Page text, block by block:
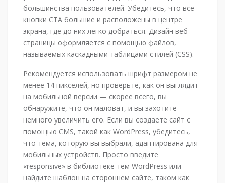
большинства пользователей. Убедитесь, что все
кнопки СТА большие и расположены в центре
экрана, где до них легко добраться. Дизайн веб-
страницы оформляется с помощью файлов,
называемых каскадными таблицами стилей (CSS).
Рекомендуется использовать шрифт размером не
менее 14 пикселей, но проверьте, как он выглядит
на мобильной версии — скорее всего, вы
обнаружите, что он маловат, и вы захотите
немного увеличить его. Если вы создаете сайт с
помощью CMS, такой как WordPress, убедитесь,
что тема, которую вы выбрали, адаптирована для
мобильных устройств. Просто введите
«responsive» в библиотеке тем WordPress или
найдите шаблон на стороннем сайте, таком как